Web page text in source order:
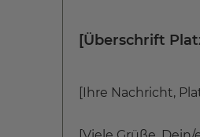
[Überschrift
[Ihre Nachricht,